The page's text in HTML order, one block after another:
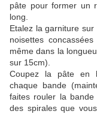
pâte pour former un
long.
Etalez la garniture
noisettes
même dans la
sur 15cm).
Coupez la pâte en
chaque bande
faites rouler la
des spirales que